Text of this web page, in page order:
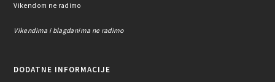
Vikendom ne radimo
Vikendima i blagdanima ne radimo
DODATNE INFORMACIJE